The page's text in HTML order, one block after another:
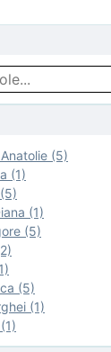
(5)
(1)
(1)
(5)
(5)
(1)